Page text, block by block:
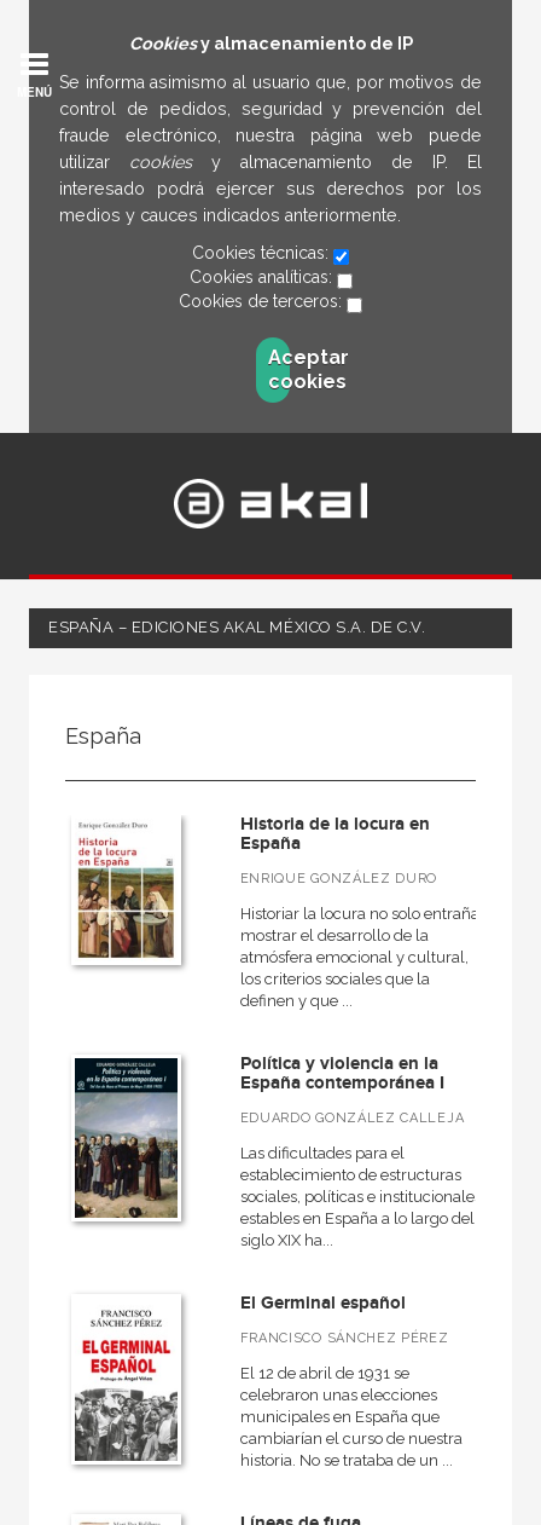
Cookiesy almacenamiento de IP
Se informa asimismo al usuario que, por motivos de
control de pedidos, seguridad y prevención del
fraude electrónico, nuestra página web puede
utilizar cookies y almacenamiento de IP. El
interesado podrá ejercer sus derechos por los
medios y cauces indicados anteriormente.
Cookies técnicas:
Cookies analíticas:
Cookies de terceros:
Aceptar
cookies
MENÚ
ESPAÑA – EDICIONES AKAL MÉXICO S.A. DE C.V.
Ciencias humanas y sociales
Historia
España
MATERIAS
Historiografía, metodología y teoría de la historia
Antigua
Contemporánea
América
Europa
Moderna
Roma
VER TODAS... (16)
NUESTRAS COLECCIONES
España
Historia de la locura en
España
ENRIQUE GONZÁLEZ DURO
Historiar la locura no solo entraña
mostrar el desarrollo de la
atmósfera emocional y cultural,
los criterios sociales que la
definen y que ...
Política y violencia en la
España contemporánea I
EDUARDO GONZÁLEZ CALLEJA
Las dificultades para el
establecimiento de estructuras
sociales, políticas e institucionales
estables en España a lo largo del
siglo XIX ha...
El Germinal español
FRANCISCO SÁNCHEZ PÉREZ
El 12 de abril de 1931 se
celebraron unas elecciones
municipales en España que
cambiarían el curso de nuestra
historia. No se trataba de un ...